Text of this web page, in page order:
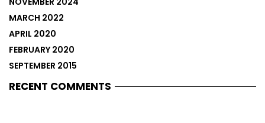
MARCH 2022
APRIL 2020
FEBRUARY 2020
SEPTEMBER 2015
RECENT COMMENTS